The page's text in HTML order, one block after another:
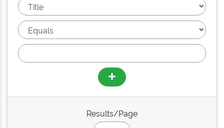
Results/Page